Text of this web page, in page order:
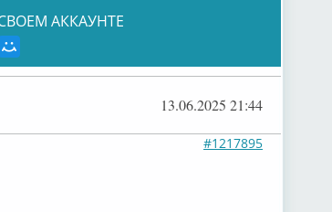
АККАУНТЕ
13.06.2025 21:44
#1217895